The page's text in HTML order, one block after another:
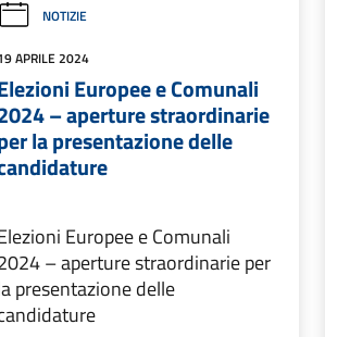
NOTIZIE
APRILE 2024
Europee e Comunali
– aperture straordinarie
la presentazione delle
Europee e Comunali
– aperture straordinarie per
presentazione delle